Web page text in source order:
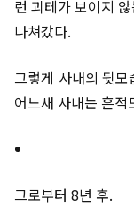
런 괴테가 보이지
나쳐갔다.
그렇게 사내의 뒷
어느새 사내는 흔
그로부터 8년 후.